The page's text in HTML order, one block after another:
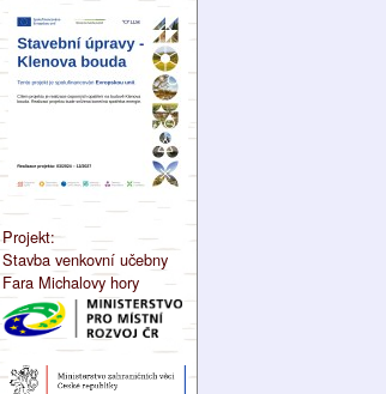
Projekt:
Stavba venkovní učebny
Fara Michalovy hory